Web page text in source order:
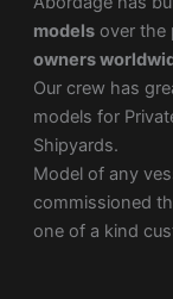
modelsover the
owners
Our crew has
models for
Shipyards.
Model of any
commissioned
one of a kind